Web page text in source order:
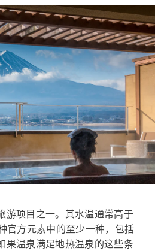
游项目之一。其水温通常高于
官方元素中的至少一种，包括
果温泉满足地热温泉的这些条